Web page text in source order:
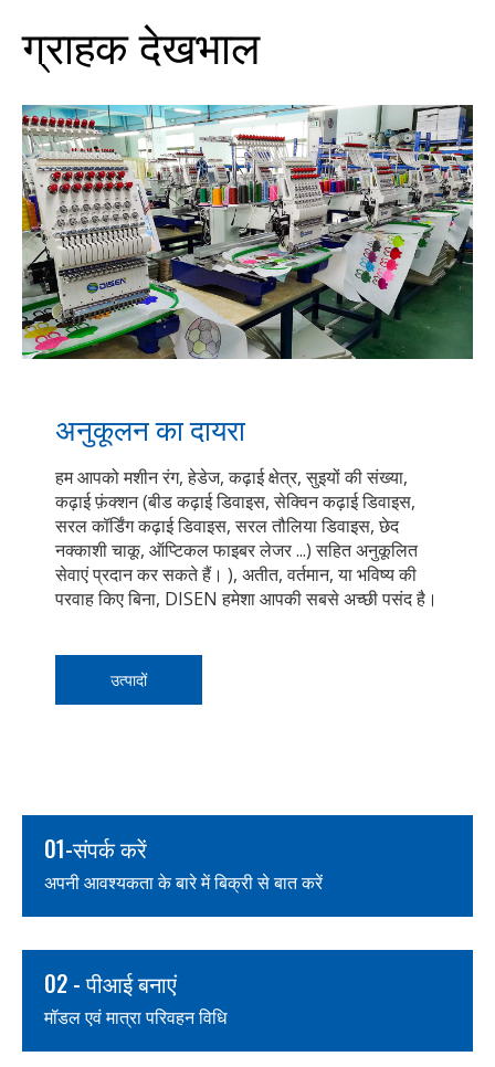
ग्राहक देखभाल
अनुकूलन का दायरा
हम आपको मशीन रंग, हेडेज, कढ़ाई क्षेत्र, सुइयों की संख्या,
कढ़ाई फ़ंक्शन (बीड कढ़ाई डिवाइस, सेक्विन कढ़ाई डिवाइस,
सरल कॉर्डिंग कढ़ाई डिवाइस, सरल तौलिया डिवाइस, छेद
नक्काशी चाकू, ऑप्टिकल फाइबर लेजर ...) सहित अनुकूलित
सेवाएं प्रदान कर सकते हैं। ), अतीत, वर्तमान, या भविष्य की
परवाह किए बिना, DISEN हमेशा आपकी सबसे अच्छी पसंद है।
उत्पादों
01-संपर्क करें
अपनी आवश्यकता के बारे में बिक्री से बात करें
02 - पीआई बनाएं
मॉडल एवं मात्रा परिवहन विधि